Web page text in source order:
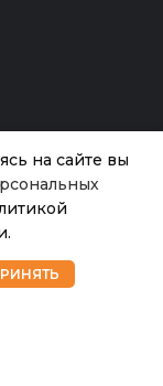
на сайте вы
Мой аккаунт